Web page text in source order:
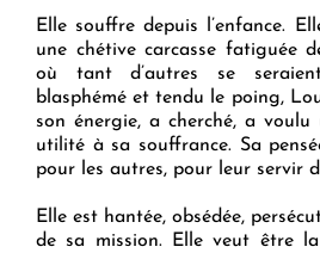
Elle souffre depuis l’enfance.
une chétive carcasse fatiguée
où tant d’autres se
blasphémé et tendu le poing,
son énergie, a cherché, a
utilité à sa souffrance. Sa
pour les autres, pour leur servir
Elle est hantée, obsédée,
de sa mission. Elle veut être